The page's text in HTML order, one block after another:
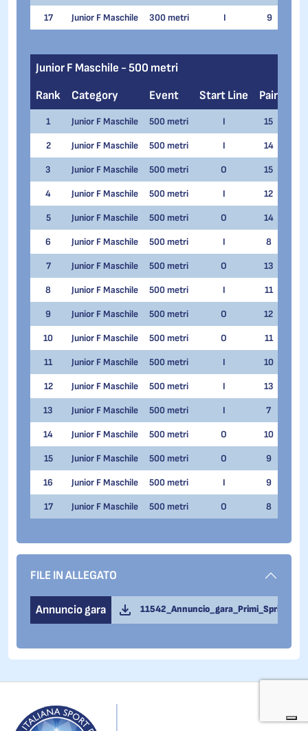
17 Junior F Maschile 300 metri I 9
Junior F Maschile - 500 metri
Rank
Category Event Start Line Pair
1 Junior F Maschile 500 metri I 15
2 Junior F Maschile 500 metri I 14
3 Junior F Maschile 500 metri O 15
4 Junior F Maschile 500 metri I 12
5 Junior F Maschile 500 metri O 14
6 Junior F Maschile 500 metri I 8
7 Junior F Maschile 500 metri O 13
8 Junior F Maschile 500 metri I 11
9 Junior F Maschile 500 metri O 12
10 Junior F Maschile 500 metri O 11
11 Junior F Maschile 500 metri I 10
12 Junior F Maschile 500 metri I 13
13 Junior F Maschile 500 metri I 7
14 Junior F Maschile 500 metri O 10
15 Junior F Maschile 500 metri O 9
16 Junior F Maschile 500 metri I 9
17 Junior F Maschile 500 metri O 8
FILE IN ALLEGATO
Annuncio gara